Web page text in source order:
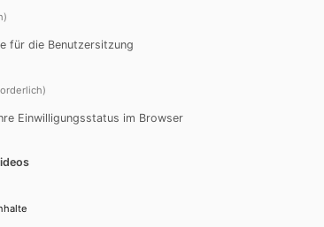
für die Benutzersitzung
Einwilligungsstatus im Browser